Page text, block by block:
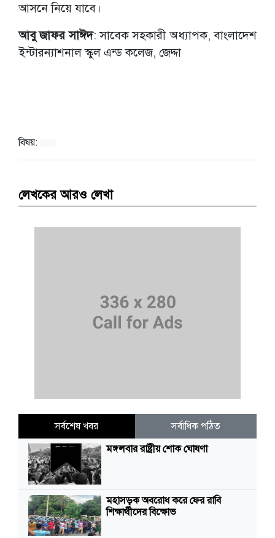
আসনে নিয়ে যাবে।
আবু জাফর সাঈদ: সাবেক সহকারী অধ্যাপক, বাংলাদেশ
ইন্টারন্যাশনাল স্কুল এন্ড কলেজ, জেদ্দা
বিষয়:
লেখকের আরও লেখা
সর্বশেষ খবর
সর্বাধিক পঠিত
মঙ্গলবার রাষ্ট্রীয় শোক ঘোষণা
মহাসড়ক অবরোধ করে ফের রাবি
শিক্ষার্থীদের বিক্ষোভ